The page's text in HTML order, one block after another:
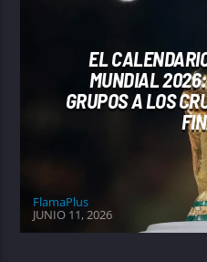
EL
MUNDIAL
GRUPOS A LOS
FlamaPlus
JUNIO 11, 2026